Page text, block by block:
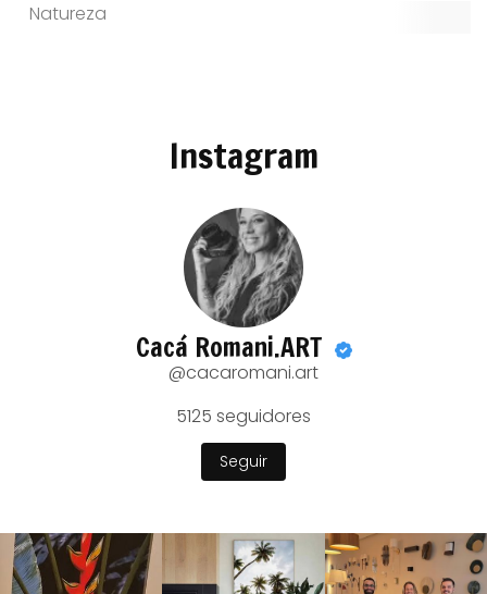
Natureza
Instagram
Cacá Romani.ART
@cacaromani.art
5125 seguidores
Seguir